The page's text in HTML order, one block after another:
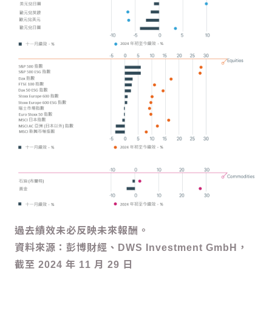
過去績效未必反映未來報酬。
資料來源：彭博財經、DWS Investment GmbH，
截至 2024 年 11 月 29 日